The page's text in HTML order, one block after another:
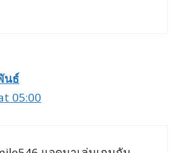
นธ์
05:00